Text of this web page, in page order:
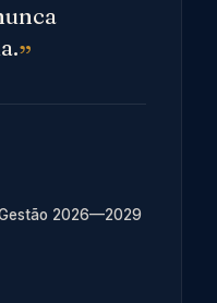
Gestão 2026—2029